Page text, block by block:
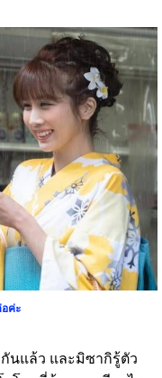
ค่ะ
นแล้ว และมิซากิรู้ตัว